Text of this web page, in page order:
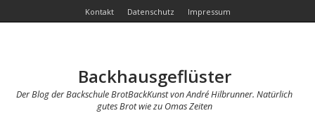
Kontakt Datenschutz Impressum
Backhausgeflüster
Der Blog der Backschule BrotBackKunst von André Hilbrunner. Natürlich
gutes Brot wie zu Omas Zeiten